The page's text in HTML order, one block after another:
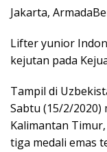
c
b
o
i
t
t
r
n
e
I
Jakarta,
Lifter yunior
kejutan pada
Tampil di
Sabtu (15/2/2020)
Kalimantan
tiga medali emas